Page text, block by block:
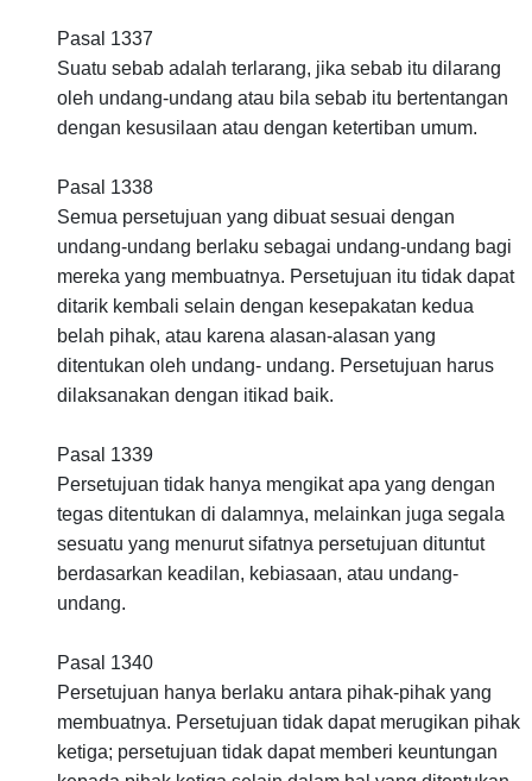
Pasal 1337
Suatu sebab adalah terlarang, jika sebab itu dilarang
oleh undang-undang atau bila sebab itu bertentangan
dengan kesusilaan atau dengan ketertiban umum.
Pasal 1338
Semua persetujuan yang dibuat sesuai dengan
undang-undang berlaku sebagai undang-undang bagi
mereka yang membuatnya. Persetujuan itu tidak dapat
ditarik kembali selain dengan kesepakatan kedua
belah pihak, atau karena alasan-alasan yang
ditentukan oleh undang- undang. Persetujuan harus
dilaksanakan dengan itikad baik.
Pasal 1339
Persetujuan tidak hanya mengikat apa yang dengan
tegas ditentukan di dalamnya, melainkan juga segala
sesuatu yang menurut sifatnya persetujuan dituntut
berdasarkan keadilan, kebiasaan, atau undang-
undang.
Pasal 1340
Persetujuan hanya berlaku antara pihak-pihak yang
membuatnya. Persetujuan tidak dapat merugikan pihak
ketiga; persetujuan tidak dapat memberi keuntungan